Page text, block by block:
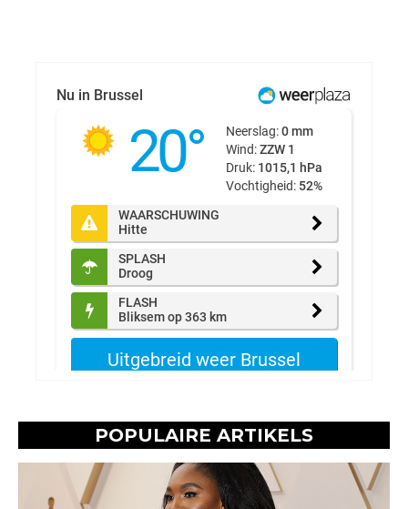
POPULAIRE ARTIKELS